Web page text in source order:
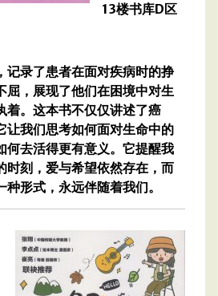
13楼书库D区
记录了患者在面对疾病时的挣
屈，展现了他们在困境中对生
着。这本书不仅仅讲述了癌
让我们思考如何面对生命中的
何去活得更有意义。它提醒我
时刻，爱与希望依然存在，而
形式，永远伴随着我们。